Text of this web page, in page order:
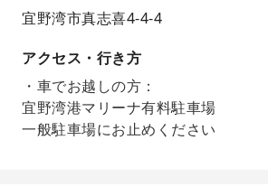
宜野湾市真志喜4-4-4
アクセス・行き方
・車でお越しの方：
宜野湾港マリーナ有料駐車場
一般駐車場にお止めください